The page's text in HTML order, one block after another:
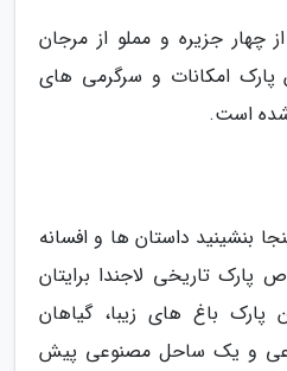
چهار جزیره و مملو از مرجان
امکانات و سرگرمی های
شده است.
بنشینید داستان ها و افسانه
تاریخی لاجندا برایتان
پارک باغ های زیبا، گیاهان
و یک ساحل مصنوعی پیش